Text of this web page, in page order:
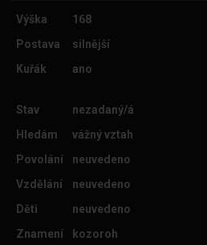
Výška
168
Postava
silnější
Kuřák
ano
Stav
nezadaný/á
Hledám
vážný vztah
Povolání
neuvedeno
Vzdělání
neuvedeno
Děti
neuvedeno
Znamení
kozoroh